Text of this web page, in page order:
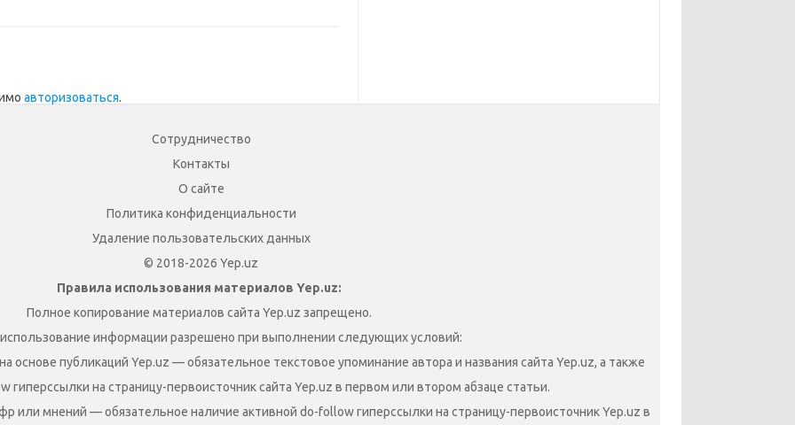
авторизоваться.
Сотрудничество
Контакты
О сайте
Политика конфиденциальности
Удаление пользовательских данных
© 2018-2026 Yep.uz
Правила использования материалов Yep.uz:
Полное копирование материалов сайта Yep.uz запрещено.
информации разрешено при выполнении следующих условий:
основе публикаций Yep.uz — обязательное текстовое упоминание автора и названия сайта Yep.uz, а также
гиперссылки на страницу-первоисточник сайта Yep.uz в первом или втором абзаце статьи.
или мнений — обязательное наличие активной do-follow гиперссылки на страницу-первоисточник Yep.uz в